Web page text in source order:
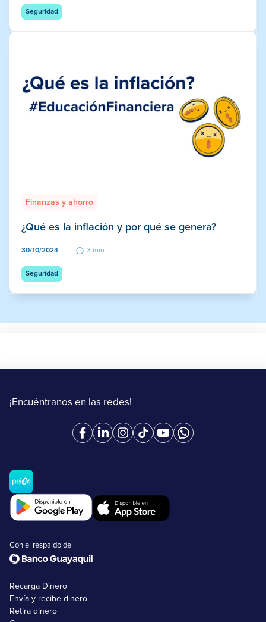
Seguridad
Finanzas y ahorro
¿Qué es la inflación y por qué se genera?
30/10/2024 3 min
Seguridad
¡Encuéntranos en las redes!
Con el respaldo de
Recarga Dinero
Envía y recibe dinero
Retira dinero